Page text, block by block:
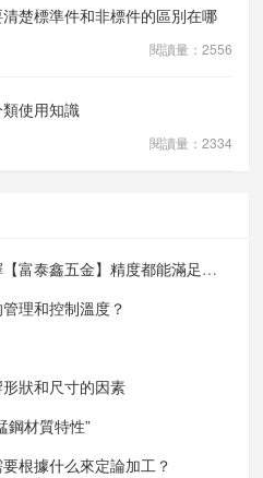
楚標準件和非標件的區別在哪
閱讀量：2556
使用知識
閱讀量：2334
深圳精密零件加工廠推薦選擇【富泰鑫五金】精度都能滿足客戶需求
理和控制溫度？
狀和尺寸的因素
鋼材質特性”
根據什么來定論加工？